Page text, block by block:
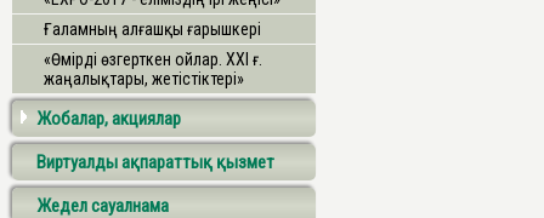
Ғаламның алғашқы ғарышкері
«Өмірді өзгерткен ойлар. ХХІ ғ.
жаңалықтары, жетістіктері»
Жобалар, акциялар
Виртуалды ақпараттық қызмет
Жедел сауалнама